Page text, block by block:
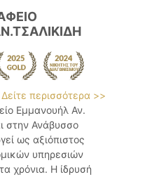
Δείτε περισσότερα >>
Εμμανουήλ Αν.
στην Ανάβυσσο
ως αξιόπιστος
υπηρεσιών
χρόνια. Η ίδρυσή